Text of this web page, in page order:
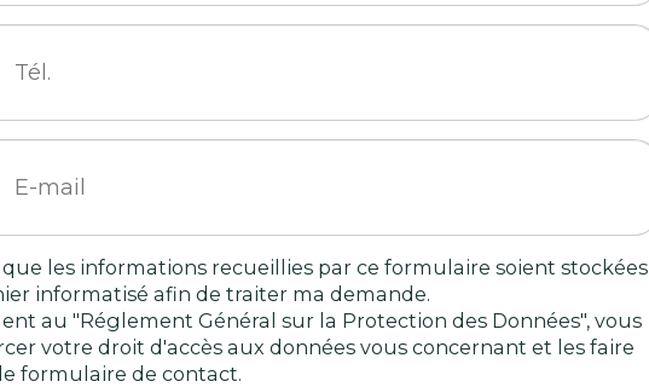
les informations recueillies par ce formulaire soient stockées
informatisé afin de traiter ma demande.
au "Réglement Général sur la Protection des Données", vous
votre droit d'accès aux données vous concernant et les faire
formulaire de contact.